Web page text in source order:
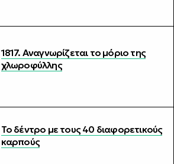
1817. Αναγνωρίζεται το μόριο της
χλωροφύλλης
Το δέντρο με τους 40 διαφορετικούς
καρπούς